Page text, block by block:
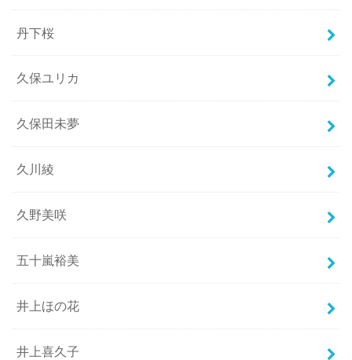
丹下桜
久保ユリカ
久保田未夢
久川綾
久野美咲
五十嵐裕美
井上ほの花
井上喜久子